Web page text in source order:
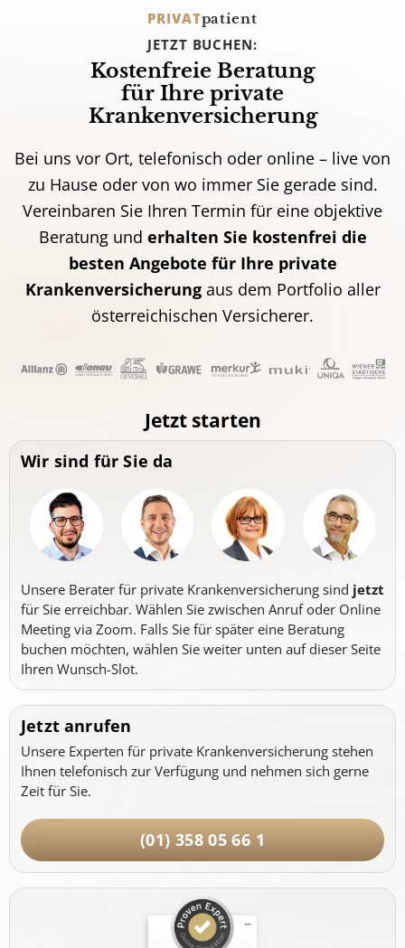
PRIVATpatient
JETZT BUCHEN:
Kostenfreie Beratung
für Ihre private
Krankenversicherung
Bei uns vor Ort, telefonisch oder online – live von
zu Hause oder von wo immer Sie gerade sind.
Vereinbaren Sie Ihren Termin für eine objektive
Beratung und erhalten Sie kostenfrei die
besten Angebote für Ihre private
Krankenversicherungaus dem Portfolio aller
österreichischen Versicherer.
Jetzt starten
Wir sind für Sie da
Unsere Berater für private Krankenversicherung sind jetzt
für Sie erreichbar. Wählen Sie zwischen Anruf oder Online
Meeting via Zoom. Falls Sie für später eine Beratung
buchen möchten, wählen Sie weiter unten auf dieser Seite
Ihren Wunsch-Slot.
Jetzt anrufen
Unsere Experten für private Krankenversicherung stehen
Ihnen telefonisch zur Verfügung und nehmen sich gerne
Zeit für Sie.
(01) 358 05 66 1